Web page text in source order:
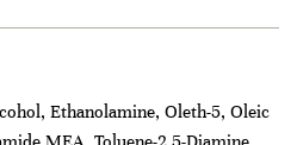
Ethanolamine, Oleth-5, Oleic